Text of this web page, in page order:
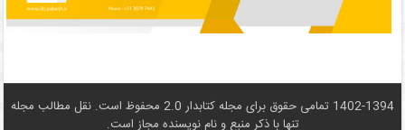
1402-1394 تمامی حقوق برای مجله کتابدار 2.0 محفوظ است. نقل مطالب مجله
تنها با ذکر منبع و نام نويسنده مجاز است.